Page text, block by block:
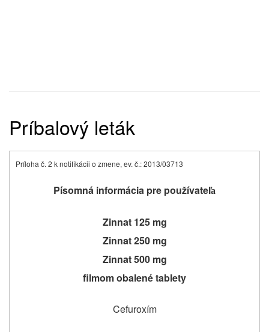
Príbalový leták
Príloha č. 2 k notifikácii o zmene, ev. č.: 2013/03713
Písomná informácia pre používateľa
Zinnat 125 mg
Zinnat 250 mg
Zinnat 500 mg
filmom obalené tablety
Cefuroxím